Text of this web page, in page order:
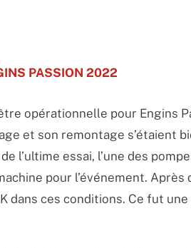
PASSION 2022
opérationnelle pour Engins
et son remontage s’étaient
l’ultime essai, l’une des
pour l’événement.
dans ces conditions. Ce fut